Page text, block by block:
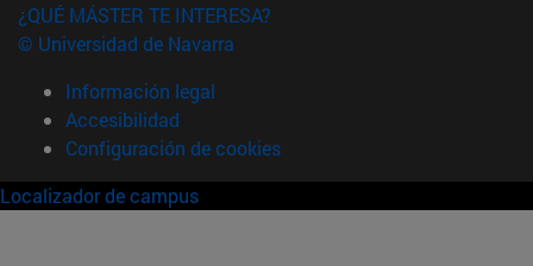
¿QUÉ MÁSTER TE INTERESA?
© Universidad de Navarra
Información legal
Accesibilidad
Configuración de cookies
Localizador de campus